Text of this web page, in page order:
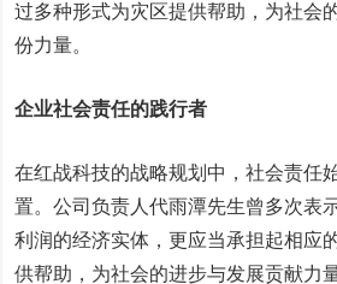
过多种形式为灾区提供帮助，为社会
份力量。
企业社会责任的践行者
在红战科技的战略规划中，社会责任
置。公司负责人代雨潭先生曾多次表
利润的经济实体，更应当承担起相应
供帮助，为社会的进步与发展贡献力